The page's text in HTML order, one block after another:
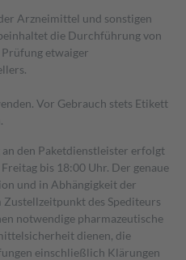
Arzneimittel und sonstigen
die Durchführung von
etwaiger
Vor Gebrauch stets Etikett
den Paketdienstleister erfolgt
bis 18:00 Uhr. Der genaue
und in Abhängigkeit der
des Spediteurs
notwendige pharmazeutische
dienen, die
einschließlich Klärungen